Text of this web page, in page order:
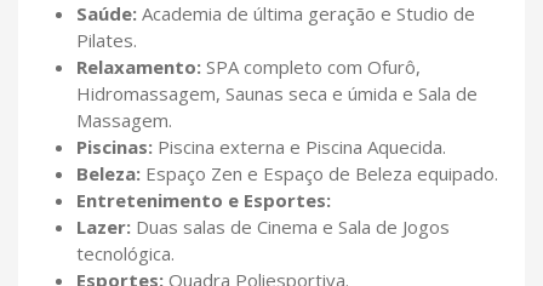
Saúde:Academia de última geração e Studio de
Pilates.
Relaxamento:SPA completo com Ofurô,
Hidromassagem, Saunas seca e úmida e Sala de
Massagem.
Piscinas:Piscina externa e Piscina Aquecida.
Beleza:Espaço Zen e Espaço de Beleza equipado.
Entretenimento e Esportes:
Lazer:Duas salas de Cinema e Sala de Jogos
tecnológica.
Esportes:Quadra Poliesportiva.